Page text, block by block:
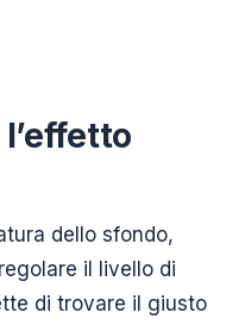
dello sfondo,
il livello di
di trovare il giusto